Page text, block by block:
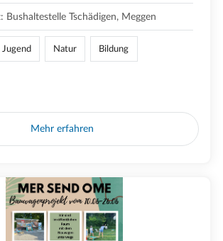
Bushaltestelle Tschädigen, Meggen
Jugend Natur Bildung
Mehr erfahren